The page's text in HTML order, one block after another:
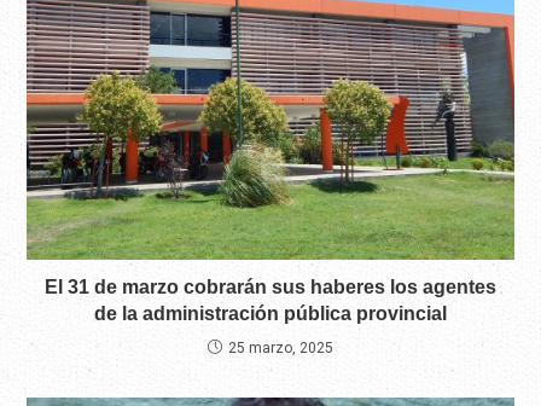
El 31 de marzo cobrarán sus haberes los agentes
de la administración pública provincial
25 marzo, 2025